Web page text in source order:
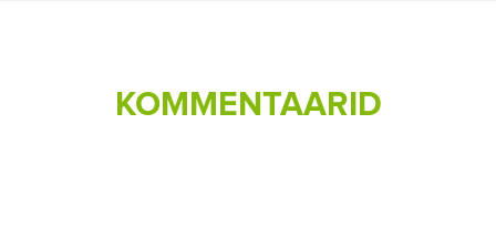
KOMMENTAARID